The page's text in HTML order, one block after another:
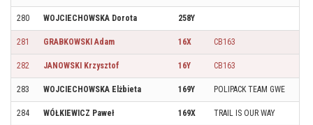
280 WOJCIECHOWSKA Dorota 258Y
281 GRABKOWSKI Adam 16X CB163
282 JANOWSKI Krzysztof 16Y CB163
283 WOJCIECHOWSKA Elżbieta 169Y POLIPACK TEAM GWE
284 WÓŁKIEWICZ Paweł 169X TRAIL IS OUR WAY